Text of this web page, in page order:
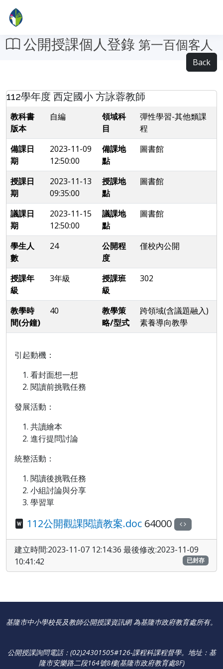
公開授課個人登錄 第一百個客人
Back
112學年度 西定國小 方詠蓉教師
教科書
版本
自編
領域科
目
彈性學習-其他類課
程
備課日
期
2023-11-09
12:50:00
備課地
點
圖書館
授課日
期
2023-11-13
09:35:00
授課地
點
圖書館
議課日
期
2023-11-15
12:50:00
議課地
點
圖書館
學生人
數
24
公開程
度
僅校內公開
授課年
級
3年級
授課班
級
302
教學時
間(分鐘)
40
教學策
略/型式
跨領域(含議題融入)
素養導向教學
引起動機：
看封面想一想
閱讀前挑戰任務
發展活動：
共讀繪本
進行提問討論
統整活動：
閱讀後挑戰任務
小組討論與分享
學習單
112公開觀課閱讀教案.doc 64000
建立時間:2023-11-07 12:14:36 最後修改:2023-11-09
10:41:42
已封存
基隆市中小學校長及教師公開授課資訊網 為基隆巿政府教育處所有。
公開授課詢問電話：(02)24301505#126-課程科課程督學。 地址：基
隆市安樂路二段164號8樓(基隆市政府教育處8F)